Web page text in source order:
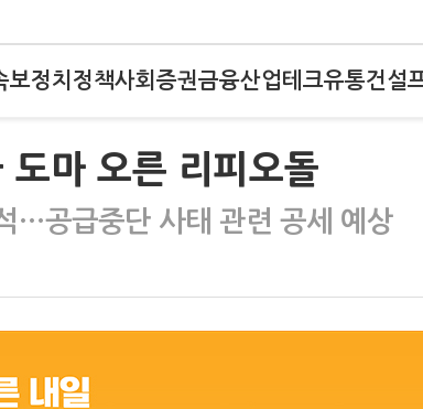
보정치 정책사회 증권금융산업테크유통건설
마 오른 리피오돌
…공급중단 사태 관련 공세 예상